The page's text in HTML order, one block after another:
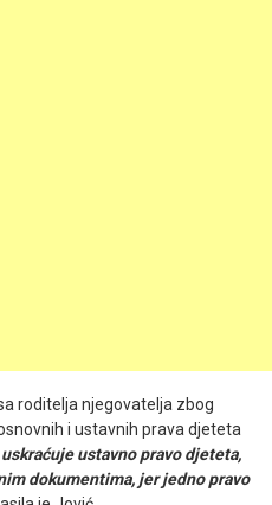
roditelja njegovatelja zbog
i ustavnih prava djeteta
ustavno pravo djeteta,
dokumentima, jer jedno pravo